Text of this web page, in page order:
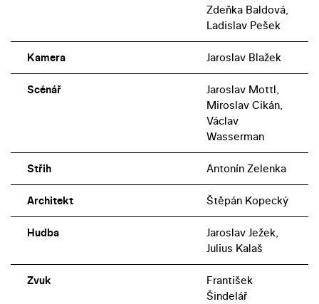
Zdeňka Baldová,
Ladislav Pešek
Kamera Jaroslav Blažek
Scénář
Jaroslav Mottl,
Miroslav Cikán,
Václav
Wasserman
Střih Antonín Zelenka
Architekt Štěpán Kopecký
Hudba
Jaroslav Ježek,
Julius Kalaš
Zvuk
František
Šindelář